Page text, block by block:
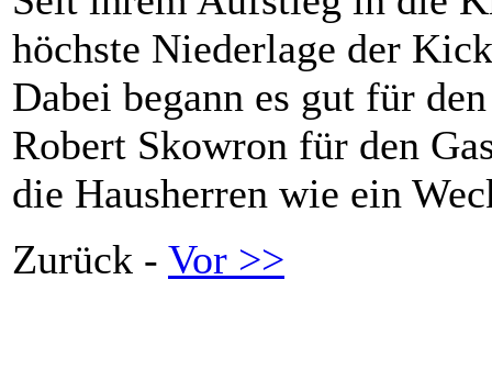
höchste Niederlage der
Dabei begann es gut für
Robert Skowron für den
die Hausherren wie ein
Zurück - Vor >>